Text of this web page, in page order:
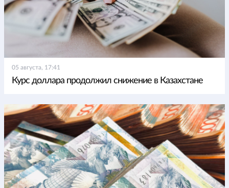
05 августа, 17:41
Курс доллара продолжил снижение в Казахстане